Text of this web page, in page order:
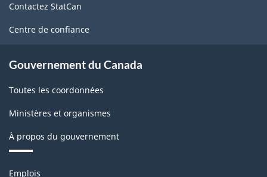
ce
site
Contactez StatCan
Centre de confiance
Gouvernement du Canada
Toutes les coordonnées
Ministères et organismes
À propos du gouvernement
Thèmes
Emplois